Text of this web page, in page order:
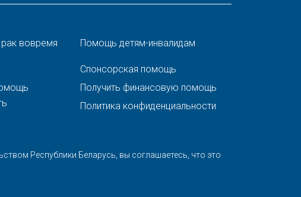
рак вовремя Помощь детям-инвалидам
Спонсорская помощь
Получить финансовую помощь
Политика конфиденциальности
Республики Беларусь, вы соглашаетесь, что это